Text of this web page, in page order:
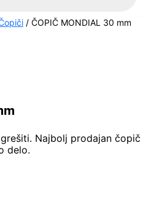
/ ČOPIČ MONDIAL 30 mm
Najbolj prodajan čopič
delo.